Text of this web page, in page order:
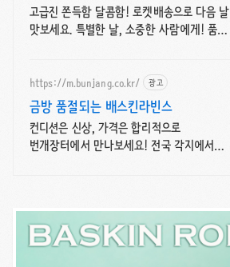
고급진 쫀득함 달콤함! 로켓배송으로 다음 날
맛보세요. 특별한 날, 소중한 사람에게! 품격
https://m.bunjang.co.kr/ 광고
금방 품절되는 배스킨라빈스
컨디션은 신상, 가격은 합리적으로
번개장터에서 만나보세요! 전국 각지에서